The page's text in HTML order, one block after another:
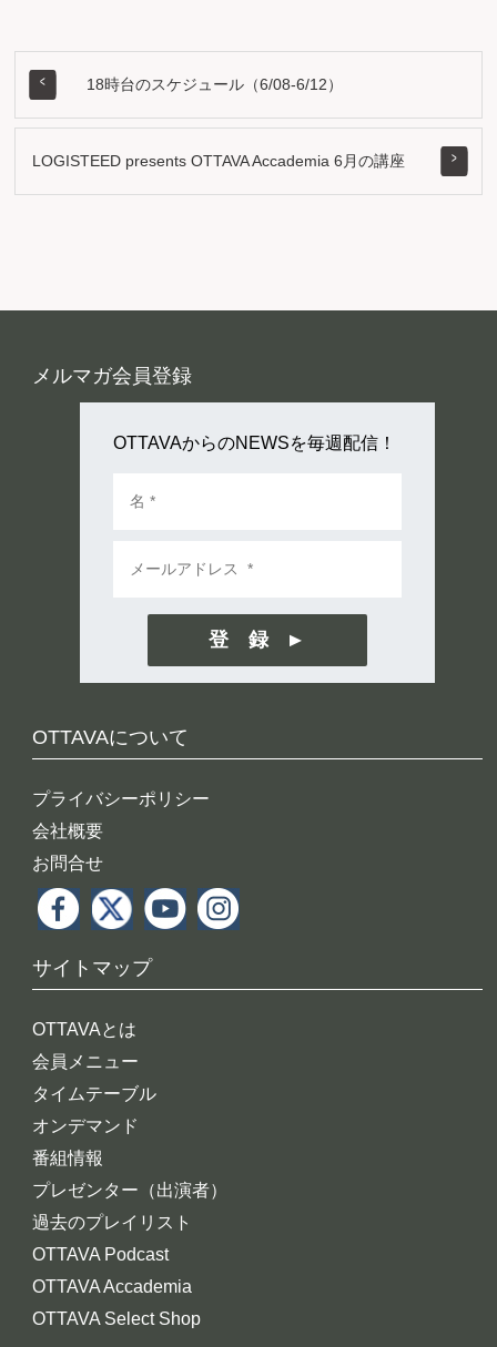
18時台のスケジュール（6/08-6/12）
LOGISTEED presents OTTAVA Accademia 6月の講座
OTTAVAについて
プライバシーポリシー
会社概要
お問合せ
サイトマップ
OTTAVAとは
会員メニュー
タイムテーブル
オンデマンド
番組情報
プレゼンター（出演者）
過去のプレイリスト
OTTAVA Podcast
OTTAVA Accademia
OTTAVA Select Shop
メルマガ会員登録
OTTAVAからのNEWSを毎週配信！
登 録